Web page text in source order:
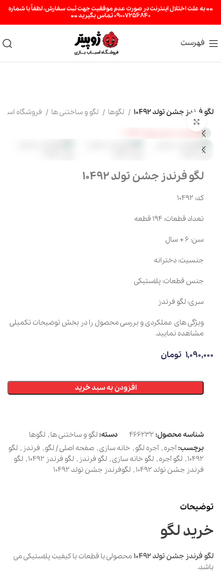
«« به علت اختلال اینترنت در صورت عدم موفقیت جهت ثبت سفارش، لطفاً با شماره
09007256840 تماس بگیرید »»
فهرست
لگو فرندز جشن تولد 10492
لگو فرندز جشن تولد 10492
کد: 10492
تعداد قطعات: 194 قطعه
سن: 6 + سال
جنسیت: دخترانه
جنس قطعات: پلاستیکی
سری: لگو فرندز
ویژگی های عملکردی و بررسی محصول را در بخش توضیحات تکمیلی
مشاهده نمایید.
1,090,000 تومان
افزودن به سبد خرید
شناسه محصول: 466232 دسته: لگو و ساختنی ها, لگوها
برچسب:آجره, آجره لگو, خانه سازی, صفحه اصلی / لگو, فرندز , لگو
10492
, لگو آجره, لگو خانه سازی, لگو فرندز , لگو فرندز 10492 , لگو
فرندز جشن تولد 10492
, لگوفرندز جشن تولد 10492
توضیحات
خرید لگو
لگو فرندز جشن تولد 10492
محصولی با قطعات با کیفیت پلاستیکی می
باشد.